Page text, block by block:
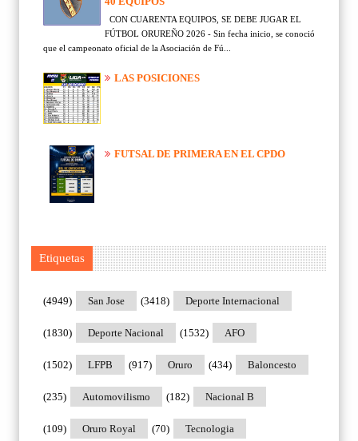
CON CUARENTA EQUIPOS, SE DEBE JUGAR EL
FÚTBOL ORUREÑO 2026 - Sin fecha inicio, se conoció
que el campeonato oficial de la Asociación de Fú...
LAS POSICIONES
FUTSAL DE PRIMERA EN EL CPDO
Etiquetas
San Jose
(4949) Deporte Internacional
(3418)
Deporte Nacional
(1830) AFO
(1532)
LFPB
(1502) Oruro
(917) Baloncesto
(434)
Automovilismo
(235) Nacional B
(182)
Oruro Royal
(109) Tecnologia
(70)